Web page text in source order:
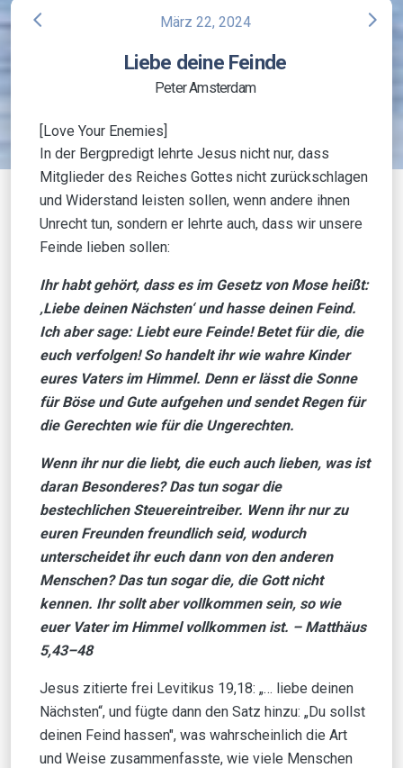
arrow_back_ios März 22, 2024 arrow_forward_ios
Liebe deine Feinde
Peter Amsterdam
[Love Your Enemies]
In der Bergpredigt lehrte Jesus nicht nur, dass
Mitglieder des Reiches Gottes nicht zurückschlagen
und Widerstand leisten sollen, wenn andere ihnen
Unrecht tun, sondern er lehrte auch, dass wir unsere
Feinde lieben sollen:
Ihr habt gehört, dass es im Gesetz von Mose heißt:
‚Liebe deinen Nächsten‘ und hasse deinen Feind.
Ich aber sage: Liebt eure Feinde! Betet für die, die
euch verfolgen! So handelt ihr wie wahre Kinder
eures Vaters im Himmel. Denn er lässt die Sonne
für Böse und Gute aufgehen und sendet Regen für
die Gerechten wie für die Ungerechten.
Wenn ihr nur die liebt, die euch auch lieben, was ist
daran Besonderes? Das tun sogar die
bestechlichen Steuereintreiber. Wenn ihr nur zu
euren Freunden freundlich seid, wodurch
unterscheidet ihr euch dann von den anderen
Menschen? Das tun sogar die, die Gott nicht
kennen. Ihr sollt aber vollkommen sein, so wie
euer Vater im Himmel vollkommen ist. – Matthäus
5,43–48
Jesus zitierte frei Levitikus 19,18: „… liebe deinen
Nächsten“, und fügte dann den Satz hinzu: „Du sollst
deinen Feind hassen", was wahrscheinlich die Art
und Weise zusammenfasste, wie viele Menschen